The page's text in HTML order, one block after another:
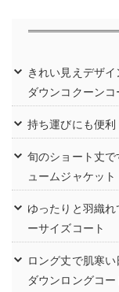
きれい見えデザ
ダウンコクーンコ
持ち運びにも便
旬のショート丈
ュームジャケット
ゆったりと羽織
ーサイズコート
ロング丈で肌寒
ダウンロングコー